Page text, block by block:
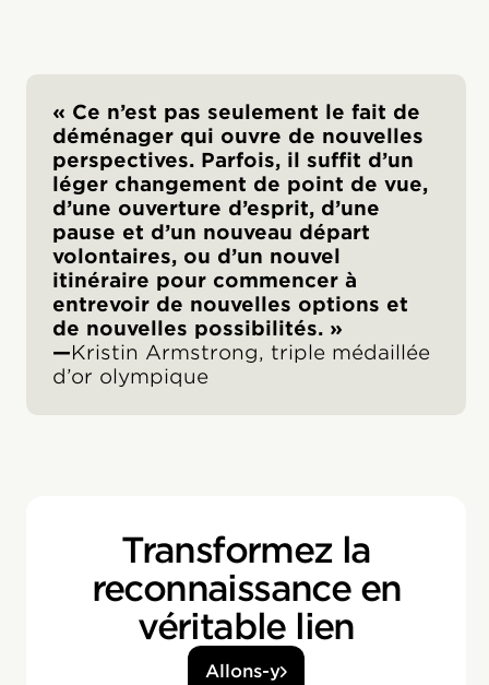
« Ce n’est pas seulement le fait de
déménager qui ouvre de nouvelles
perspectives. Parfois, il suffit d’un
léger changement de point de vue,
d’une ouverture d’esprit, d’une
pause et d’un nouveau départ
volontaires, ou d’un nouvel
itinéraire pour commencer à
entrevoir de nouvelles options et
de nouvelles possibilités. »
‍—Kristin Armstrong, triple médaillée
d’or olympique
Transformez la
reconnaissance en
véritable lien
Allons-y